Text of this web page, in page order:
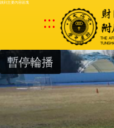
跳到主要內容區塊
:::
暫停輪播